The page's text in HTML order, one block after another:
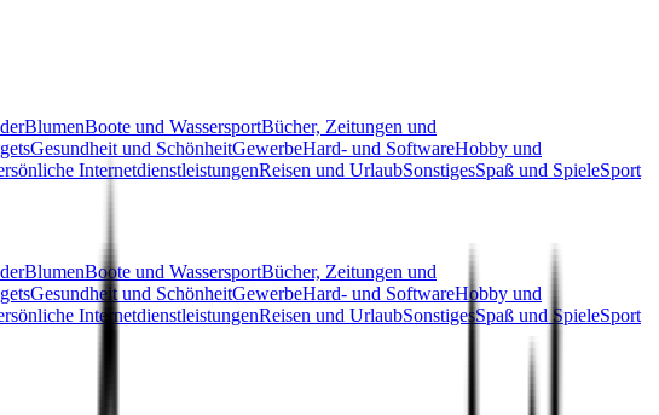
BlumenBoote und WassersportBücher, Zeitungen und
Gesundheit und SchönheitGewerbeHard- und SoftwareHobby und
InternetdienstleistungenReisen und UrlaubSonstigesSpaß und SpieleSport
BlumenBoote und WassersportBücher, Zeitungen und
Gesundheit und SchönheitGewerbeHard- und SoftwareHobby und
InternetdienstleistungenReisen und UrlaubSonstigesSpaß und SpieleSport